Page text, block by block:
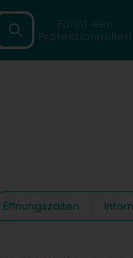
Fannt een
Professionnellen
Ëffnungszäiten